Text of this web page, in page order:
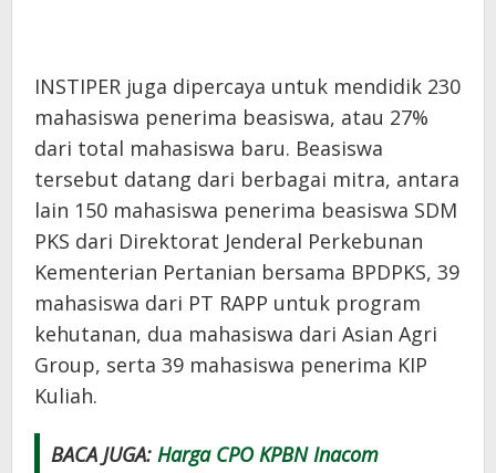
INSTIPER juga dipercaya untuk mendidik 230
mahasiswa penerima beasiswa, atau 27%
dari total mahasiswa baru. Beasiswa
tersebut datang dari berbagai mitra, antara
lain 150 mahasiswa penerima beasiswa SDM
PKS dari Direktorat Jenderal Perkebunan
Kementerian Pertanian bersama BPDPKS, 39
mahasiswa dari PT RAPP untuk program
kehutanan, dua mahasiswa dari Asian Agri
Group, serta 39 mahasiswa penerima KIP
Kuliah.
BACA JUGA: Harga CPO KPBN Inacom